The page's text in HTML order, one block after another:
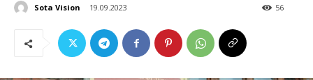
Sota Vision 19.09.2023 56